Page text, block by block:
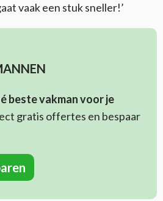
vaak een stuk sneller!’
beste vakman voor je
gratis offertes en bespaar